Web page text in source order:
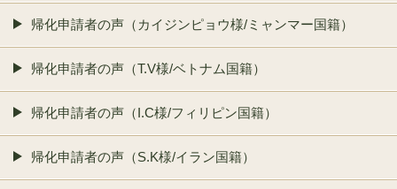
帰化申請者の声（カイジンピョウ様/ミャンマー国籍）
帰化申請者の声（T.V様/ベトナム国籍）
帰化申請者の声（I.C様/フィリピン国籍）
帰化申請者の声（S.K様/イラン国籍）